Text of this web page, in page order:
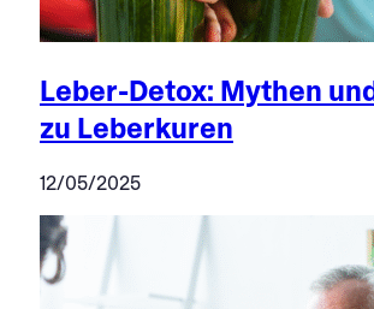
Leber-Detox: Mythen
zu Leberkuren
12/05/2025